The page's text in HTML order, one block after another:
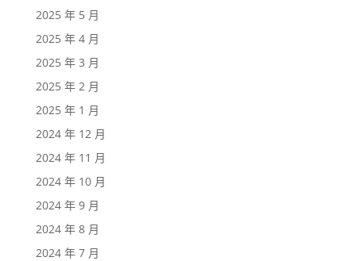
2025 年 5 月
2025 年 4 月
2025 年 3 月
2025 年 2 月
2025 年 1 月
2024 年 12 月
2024 年 11 月
2024 年 10 月
2024 年 9 月
2024 年 8 月
2024 年 7 月